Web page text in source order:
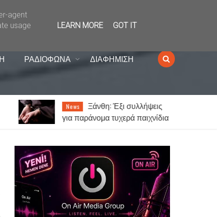
ΡΑΔΙΟΦΩΝΑ ΔΙΑΦΗΜΙΣΗ
News
Ξάνθη: Έξι συλλήψεις
για παράνομα τυχερά παιχνίδια
agent
usage
LEARN MORE GOT IT